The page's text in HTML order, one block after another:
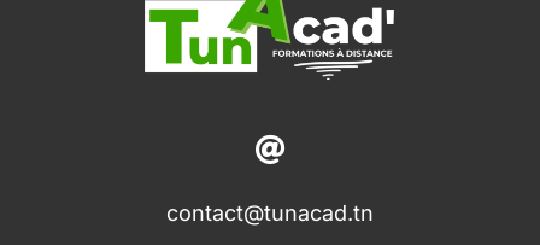
contact@tunacad.tn